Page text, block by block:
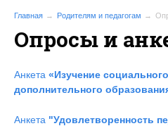
Главная Родителям и педагогам
Опросы и
Анкета «Изучение
дополнительного
Анкета "Удовлетворенность